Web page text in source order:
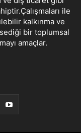
ile
kalkınma ve
bir toplumsal
amaçlar.